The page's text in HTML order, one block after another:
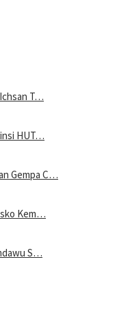
T…
HUT…
Gempa C…
Kem…
S…